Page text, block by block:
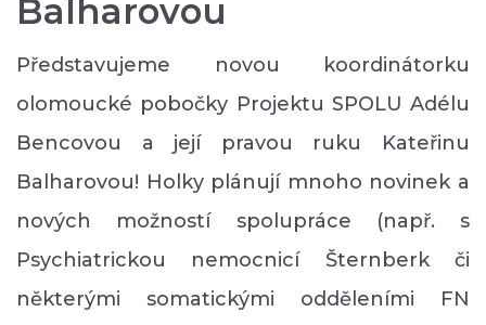
Balharovou
Představujeme novou koordinátorku
olomoucké pobočky Projektu SPOLU Adélu
Bencovou a její pravou ruku Kateřinu
Balharovou! Holky plánují mnoho novinek a
nových možností spolupráce (např. s
Psychiatrickou nemocnicí Šternberk či
některými somatickými odděleními FN